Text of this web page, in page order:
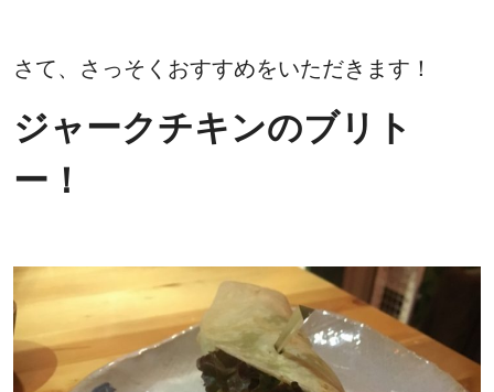
さて、さっそくおすすめをいただきます！
ジャークチキンのブリト
ー！